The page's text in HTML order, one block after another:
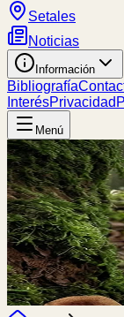
Setales
Noticias
Información
Bibliografía
InterésPrivacidad
Menú